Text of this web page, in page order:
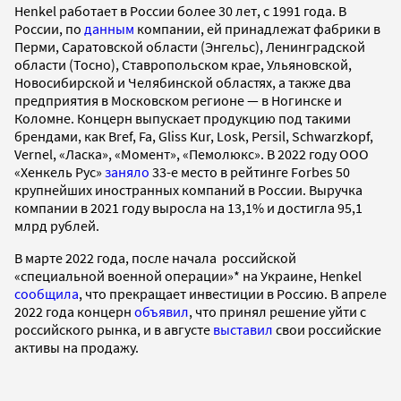
Henkel работает в России более 30 лет, с 1991 года. В
России, по данным компании, ей принадлежат фабрики в
Перми, Саратовской области (Энгельс), Ленинградской
области (Тосно), Ставропольском крае, Ульяновской,
Новосибирской и Челябинской областях, а также два
предприятия в Московском регионе — в Ногинске и
Коломне. Концерн выпускает продукцию под такими
брендами, как Bref, Fa, Gliss Kur, Losk, Persil, Schwarzkopf,
Vernel, «Ласка», «Момент», «Пемолюкс». В 2022 году ООО
«Хенкель Рус» заняло 33-е место в рейтинге Forbes 50
крупнейших иностранных компаний в России. Выручка
компании в 2021 году выросла на 13,1% и достигла 95,1
млрд рублей.
В марте 2022 года, после начала российской
«специальной военной операции»* на Украине, Henkel
сообщила, что прекращает инвестиции в Россию. В апреле
2022 года концерн объявил, что принял решение уйти с
российского рынка, и в августе выставил свои российские
активы на продажу.